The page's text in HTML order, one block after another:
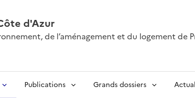
d'Azur
de l’aménagement et du logement de
Publications Grands dossiers